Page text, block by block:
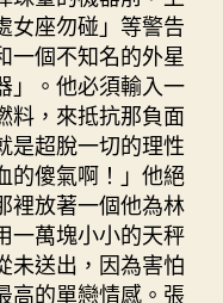
女座勿碰」等警告
一個不知名的外星
」。他必須輸入一
料，來抵抗那負面
是超脫一切的理性
的傻氣啊！」他絕
裡放著一個他為林
一萬塊小小的天秤
未送出，因為害怕
高的單戀情感。張